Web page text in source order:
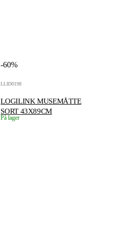
-60%
LLID0198
LOGILINK MUSEMÅTTE
SORT 43X89CM
På lager